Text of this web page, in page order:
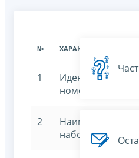
№ ХАРАКТЕРИСТИКА
1
номер
2
Наименование
набора данных